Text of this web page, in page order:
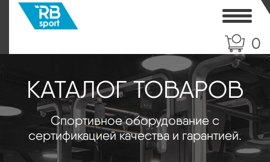
0
КАТАЛОГ ТОВАРОВ
Спортивное оборудование с
сертификацией качества и гарантией.